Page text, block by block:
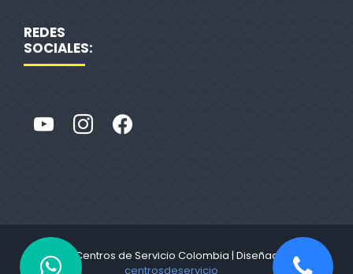
REDES
SOCIALES:
© 2022 Centros de Servicio Colombia | Diseñado por
centrosdeservicio